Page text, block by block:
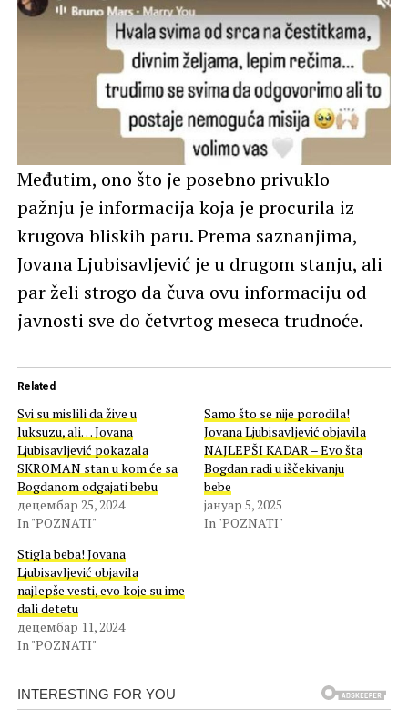
Međutim, ono što je posebno privuklo
pažnju je informacija koja je procurila iz
krugova bliskih paru. Prema saznanjima,
Jovana Ljubisavljević je u drugom stanju, ali
par želi strogo da čuva ovu informaciju od
javnosti sve do četvrtog meseca trudnoće.
Related
Svi su mislili da žive u
luksuzu, ali… Jovana
Ljubisavljević pokazala
SKROMAN stan u kom će sa
Bogdanom odgajati bebu
децембар 25, 2024
In "POZNATI"
Samo što se nije porodila!
Jovana Ljubisavljević objavila
NAJLEPŠI KADAR – Evo šta
Bogdan radi u iščekivanju
bebe
јануар 5, 2025
In "POZNATI"
Stigla beba! Jovana
Ljubisavljević objavila
najlepše vesti, evo koje su ime
dali detetu
децембар 11, 2024
In "POZNATI"